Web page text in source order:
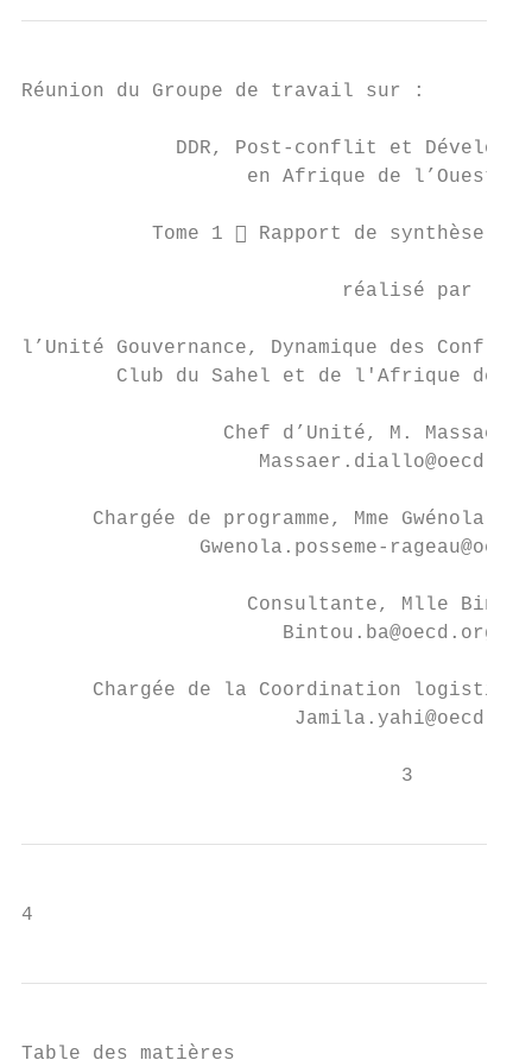
Réunion du Groupe de travail sur :
DDR, Post-conflit et
                   en Afrique de l’Ouest
           Tome 1  Rapport de synthèse
                           réalisé par
l’Unité Gouvernance, Dynamique des
Club du Sahel et de l'Afrique de
Chef d’Unité, M. Massaër
                    Massaer.diallo@oecd.org
Chargée de programme, Mme Gwénola
Gwenola.posseme-
Consultante, Mlle
                      Bintou.ba@oecd.org
Chargée de la Coordination
                       Jamila.yahi@oecd.org
                                3
4
Table des matières